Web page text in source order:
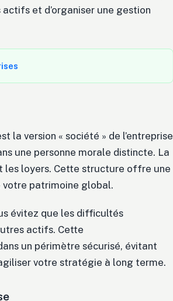
et d’organiser une gestion
la version « société » de l’entreprise
une personne morale distincte. La
les loyers. Cette structure offre une
patrimoine global.
évitez que les difficultés
actifs. Cette
un périmètre sécurisé, évitant
votre stratégie à long terme.